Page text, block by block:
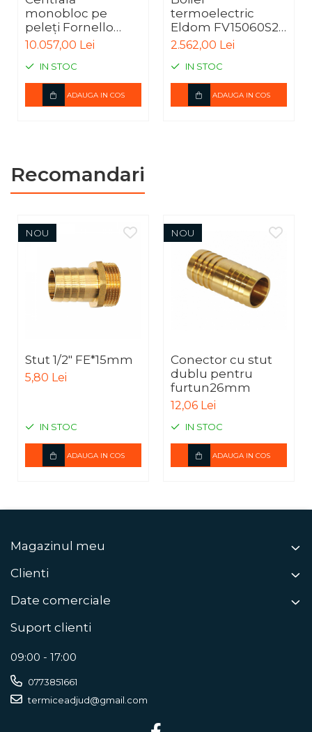
monobloc pe
peleți Fornello
Pellet King 40 kW,
complet echipată,
buncăr 100 kg
10.057,00 Lei
IN STOC
ADAUGA IN COS
termoelectric
Eldom FV15060S2,
150 Litri, 3000 W, cu
2 serpentine,
montaj pe
pardoseală
2.562,00 Lei
IN STOC
ADAUGA IN COS
Recomandari
NOU
Stut 1/2" FE*15mm
5,80 Lei
IN STOC
ADAUGA IN COS
NOU
Conector cu stut
dublu pentru
furtun26mm
12,06 Lei
IN STOC
ADAUGA IN COS
Magazinul meu
Clienti
Date comerciale
Suport clienti
09:00 - 17:00
0773851661
termiceadjud@gmail.com